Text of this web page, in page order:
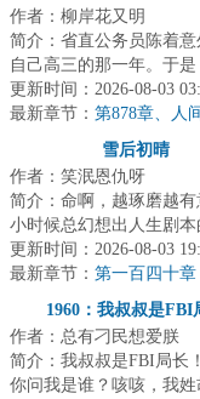
作者：柳岸花又明
简介：省直公务员陈着意
自己高三的那一年。于是
木讷腼腆、和女生说话都
红、只知道学习的...
更新时间：2026-08-03
最新章节： 第878章、人
见一面少一面（下）
雪后初晴
作者：笑泯恩仇呀
简介：命啊，越琢磨越有
小时候总幻想出人生剧
篇章和结局，走了半生才
那字里行间的转...
更新时间：2026-08-03
最新章节： 第一百四十章
1960：我叔叔是FBI
作者：总有刁民想爱朕
简介：我叔叔是FBI局长
你问我是谁？咳咳，我姓